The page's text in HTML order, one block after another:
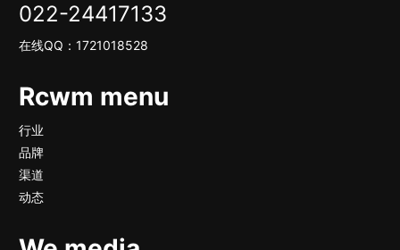
022-24417133
在线QQ：1721018528
Rcwm menu
行业
品牌
渠道
动态